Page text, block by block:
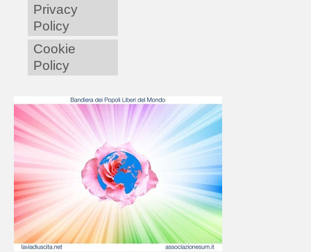
Privacy
Policy
Cookie
Policy